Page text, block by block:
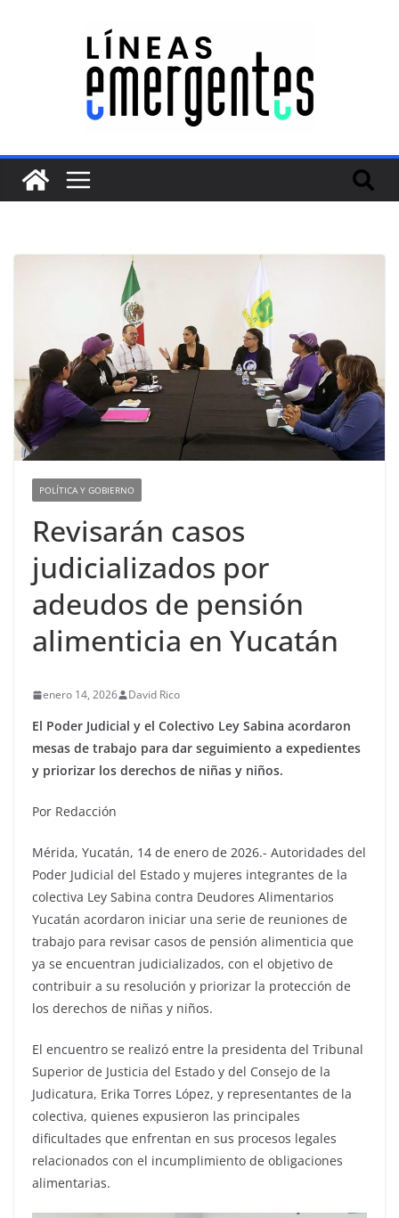
POLÍTICA Y GOBIERNO
Revisarán casos
judicializados por
adeudos de pensión
alimenticia en Yucatán
enero 14, 2026 David Rico
El Poder Judicial y el Colectivo Ley Sabina acordaron
mesas de trabajo para dar seguimiento a expedientes
y priorizar los derechos de niñas y niños.
Por Redacción
Mérida, Yucatán, 14 de enero de 2026.- Autoridades del
Poder Judicial del Estado y mujeres integrantes de la
colectiva Ley Sabina contra Deudores Alimentarios
Yucatán acordaron iniciar una serie de reuniones de
trabajo para revisar casos de pensión alimenticia que
ya se encuentran judicializados, con el objetivo de
contribuir a su resolución y priorizar la protección de
los derechos de niñas y niños.
El encuentro se realizó entre la presidenta del Tribunal
Superior de Justicia del Estado y del Consejo de la
Judicatura, Erika Torres López, y representantes de la
colectiva, quienes expusieron las principales
dificultades que enfrentan en sus procesos legales
relacionados con el incumplimiento de obligaciones
alimentarias.